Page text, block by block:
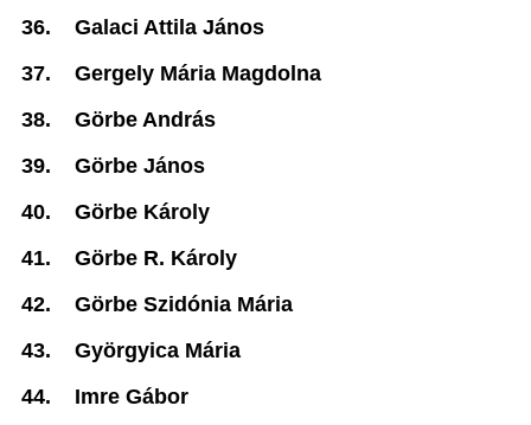
36.
Galaci Attila János
37.
Gergely Mária Magdolna
38.
Görbe András
39.
Görbe János
40.
Görbe Károly
41.
Görbe R. Károly
42.
Görbe Szidónia Mária
43.
Györgyica Mária
44.
Imre Gábor